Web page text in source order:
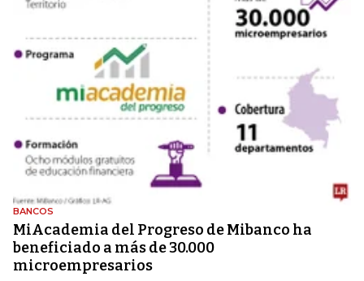
BANCOS
MiAcademia del Progreso de Mibanco ha
beneficiado a más de 30.000
microempresarios